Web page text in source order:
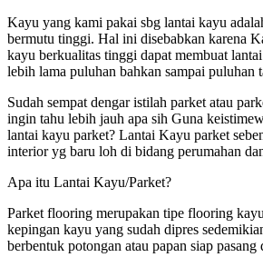
Kayu yang kami pakai sbg lantai kayu
bermutu tinggi. Hal ini disebabkan karena
kayu berkualitas tinggi dapat membuat
lebih lama puluhan bahkan sampai puluhan
Sudah sempat dengar istilah parket atau
ingin tahu lebih jauh apa sih Guna
lantai kayu parket? Lantai Kayu parket
interior yg baru loh di bidang perumahan
Apa itu Lantai Kayu/Parket?
Parket flooring merupakan tipe flooring
kepingan kayu yang sudah dipres
berbentuk potongan atau papan siap pasang